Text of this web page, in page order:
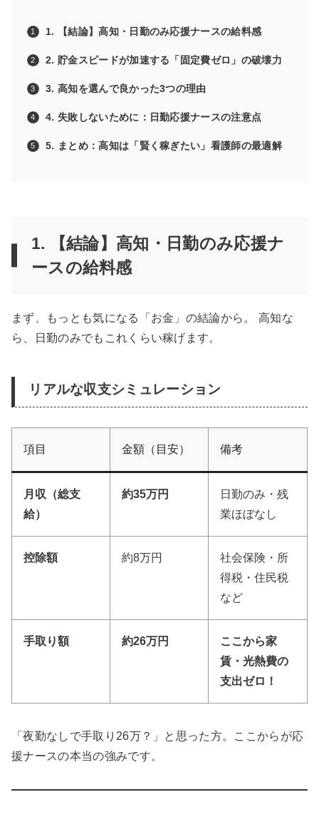
1. 【結論】高知・日勤のみ応援ナースの給料感
2. 貯金スピードが加速する「固定費ゼロ」の破壊力
3. 高知を選んで良かった3つの理由
4. 失敗しないために：日勤応援ナースの注意点
5. まとめ：高知は「賢く稼ぎたい」看護師の最適解
1. 【結論】高知・日勤のみ応援ナ
ースの給料感
まず、もっとも気になる「お金」の結論から。 高知な
ら、日勤のみでもこれくらい稼げます。
リアルな収支シミュレーション
項目 金額（目安） 備考
月収（総支
給）
約35万円
日勤のみ・残
業ほぼなし
控除額 約8万円
社会保険・所
得税・住民税
など
手取り額 約26万円
ここから家
賃・光熱費の
支出ゼロ！
「夜勤なしで手取り26万？」と思った方。ここからが応
援ナースの本当の強みです。